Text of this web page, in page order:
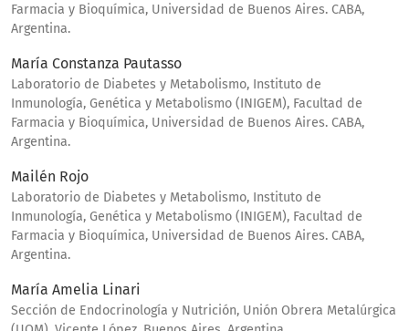
Farmacia y Bioquímica, Universidad de Buenos Aires. CABA,
Argentina.
María Constanza Pautasso
Laboratorio de Diabetes y Metabolismo, Instituto de
Inmunología, Genética y Metabolismo (INIGEM), Facultad de
Farmacia y Bioquímica, Universidad de Buenos Aires. CABA,
Argentina.
Mailén Rojo
Laboratorio de Diabetes y Metabolismo, Instituto de
Inmunología, Genética y Metabolismo (INIGEM), Facultad de
Farmacia y Bioquímica, Universidad de Buenos Aires. CABA,
Argentina.
María Amelia Linari
Sección de Endocrinología y Nutrición, Unión Obrera Metalúrgica